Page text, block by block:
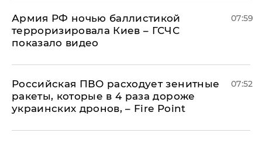
Армия РФ ночью баллистикой
терроризировала Киев – ГСЧС
показало видео
07:59
Российская ПВО расходует зенитные
ракеты, которые в 4 раза дороже
украинских дронов, – Fire Point
07:52